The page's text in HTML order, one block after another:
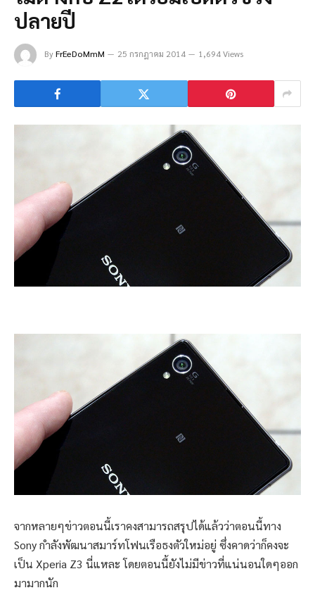
ปลายปี
ByFrEeDoMmM 25 กรกฎาคม 2014 1,694 Views
จากหลายๆข่าวตอนนี้เราคงสามารถสรุปได้แล้วว่าตอนนี้ทาง
Sony กำลังพัฒนาสมาร์ทโฟนเรือธงตัวใหม่อยู่ ซึ่งคาดว่าก็คงจะ
เป็น Xperia Z3 นี่แหละ โดยตอนนี้ยังไม่มีข่าวที่แน่นอนใดๆออก
มามากนัก